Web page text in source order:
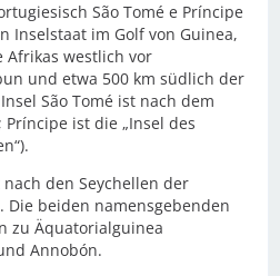
São Tomé e Príncipe
Inselstaat im Golf von Guinea,
Afrikas westlich vor
und etwa 500 km südlich der
São Tomé ist nach dem
ist die „Insel des
den Seychellen der
Die beiden namensgebenden
zu Äquatorialguinea
Annobón.